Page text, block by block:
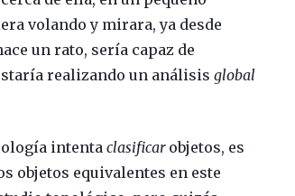
volando y mirara, ya desde
un rato, sería capaz de
realizando un análisisglobal
intentaclasificarobjetos, es
objetos equivalentes en este